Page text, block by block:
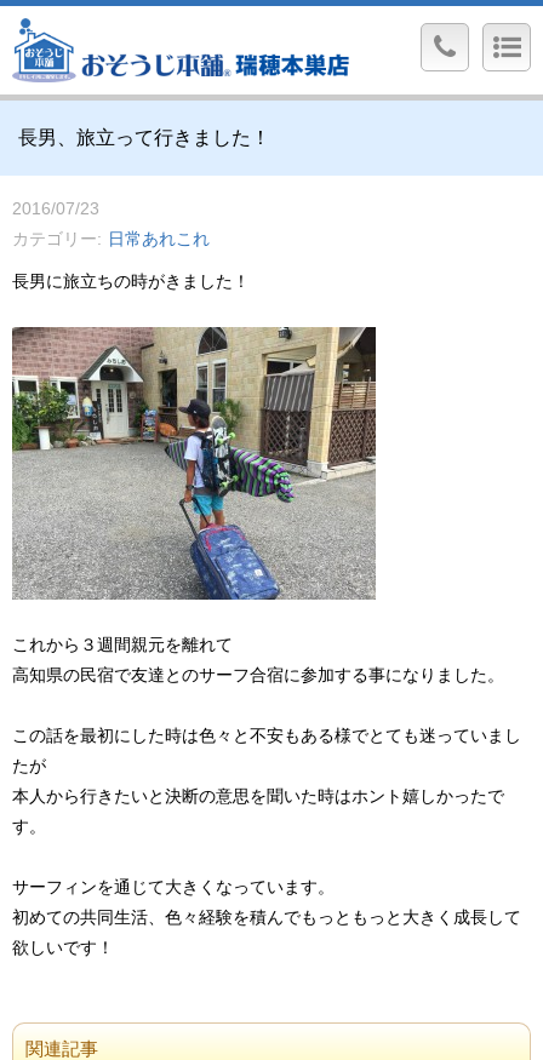
長男、旅立って行きました！
2016/07/23
カテゴリー
日常あれこれ
長男に旅立ちの時がきました！
これから３週間親元を離れて
高知県の民宿で友達とのサーフ合宿に参加する事になりました。
この話を最初にした時は色々と不安もある様でとても迷っていまし
たが
本人から行きたいと決断の意思を聞いた時はホント嬉しかったで
す。
サーフィンを通じて大きくなっています。
初めての共同生活、色々経験を積んでもっともっと大きく成長して
欲しいです！
関連記事